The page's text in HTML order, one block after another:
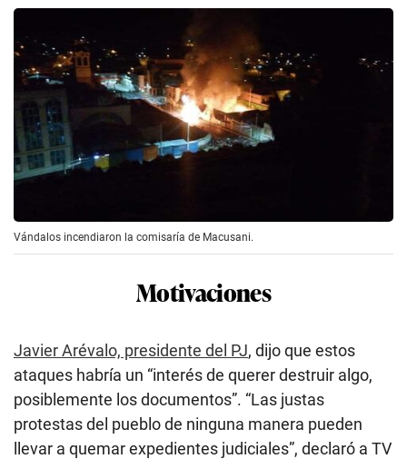
Vándalos incendiaron la comisaría de Macusani.
Motivaciones
Javier Arévalo, presidente del PJ, dijo que estos
ataques habría un “interés de querer destruir algo,
posiblemente los documentos”. “Las justas
protestas del pueblo de ninguna manera pueden
llevar a quemar expedientes judiciales”, declaró a TV